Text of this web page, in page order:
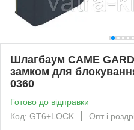
Шлагбаум CAME GARD
замком для
0360
Готово до відправки
Код: GT6+LOCK
Опт і